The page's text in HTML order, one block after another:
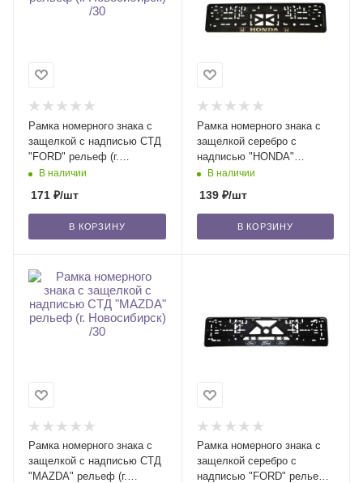
Рамка номерного знака с
защелкой с надписью СТД
"FORD" рельеф (г.
Новосибирск) /30
В наличии
171 ₽/шт
В КОРЗИНУ
Рамка номерного знака с
защелкой серебро с
надписью "HONDA"
рельеф (г. Новосибирск) /30
В наличии
139₽/шт
В КОРЗИНУ
Рамка номерного знака с
защелкой с надписью СТД
"MAZDA" рельеф (г.
Рамка номерного знака с
защелкой серебро с
надписью "FORD" рельеф